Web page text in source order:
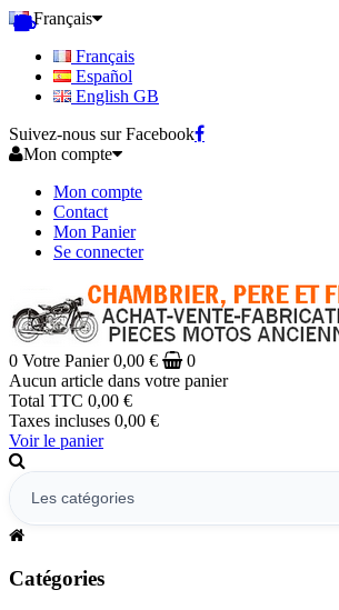
Français
Français
Español
English GB
Suivez-nous sur Facebook
Mon compte
Mon compte
Contact
Mon Panier
Se connecter
0 Votre Panier 0,00 €
0
Aucun article dans votre panier
Total TTC 0,00 €
Taxes incluses 0,00 €
Voir le panier
Catégories